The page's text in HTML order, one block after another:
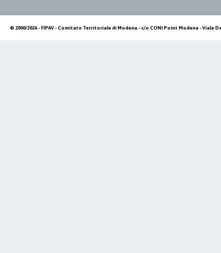
© 2000/2026 - FIPAV - Comitato Territoriale di Modena - c/o CONI Point Modena - Viale